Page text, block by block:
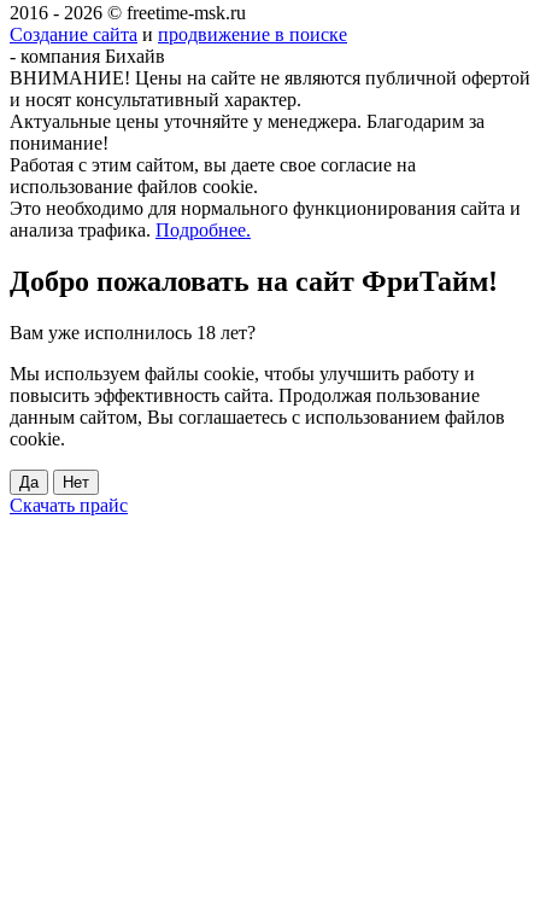
2016 - 2026 © freetime-msk.ru
Создание сайта и продвижение в поиске
- компания Бихайв
ВНИМАНИЕ! Цены на сайте не являются публичной офертой
и носят консультативный характер.
Актуальные цены уточняйте у менеджера. Благодарим за
понимание!
Работая с этим сайтом, вы даете свое согласие на
использование файлов cookie.
Это необходимо для нормального функционирования сайта и
анализа трафика. Подробнее.
Добро пожаловать на сайт ФриТайм!
Вам уже исполнилось 18 лет?
Мы используем файлы cookie, чтобы улучшить работу и
повысить эффективность сайта. Продолжая пользование
данным сайтом, Вы соглашаетесь с использованием файлов
cookie.
Да Нет
Скачать прайс